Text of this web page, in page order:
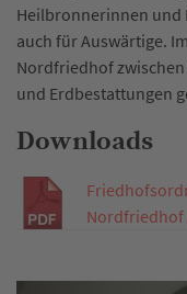
Heilbronnerinnen und
auch für Auswärtige.
Nordfriedhof
und Erdbestattungen
Downloads
Nordfriedhof